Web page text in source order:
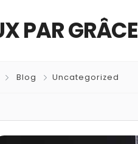
PAR GRÂCE
Blog Uncategorized